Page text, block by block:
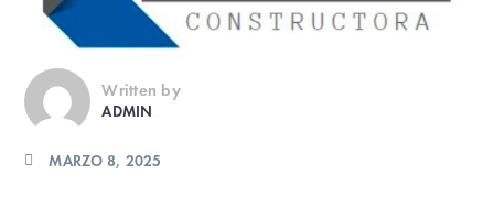
Written by
ADMIN
MARZO 8, 2025